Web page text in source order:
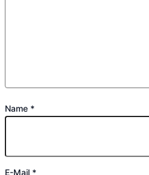
Name *
E-Mail *